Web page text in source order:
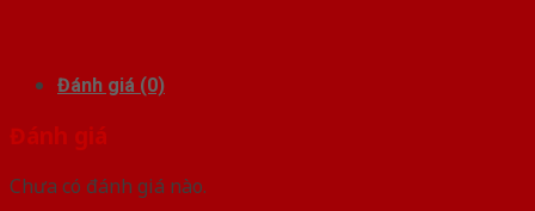
Đánh giá (0)
Đánh giá
Chưa có đánh giá nào.